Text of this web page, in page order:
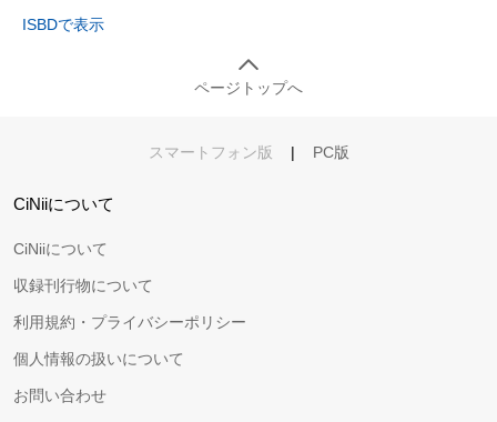
ISBDで表示
ページトップへ
スマートフォン版 | PC版
CiNiiについて
CiNiiについて
収録刊行物について
利用規約・プライバシーポリシー
個人情報の扱いについて
お問い合わせ